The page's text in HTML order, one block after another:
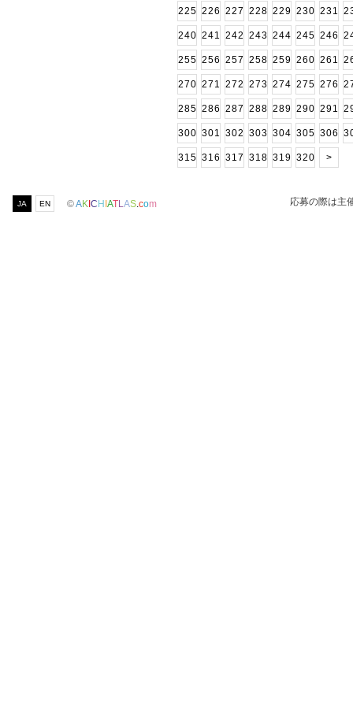
225 226 227 228 229 230 231
240 241 242 243 244 245 246
255 256 257 258 259 260 261
270 271 272 273 274 275 276
285 286 287 288 289 290 291
300 301 302 303 304 305 306
315 316 317 318 319 320 >
JA EN ©AK C H ATLAS.com 応募の際は主